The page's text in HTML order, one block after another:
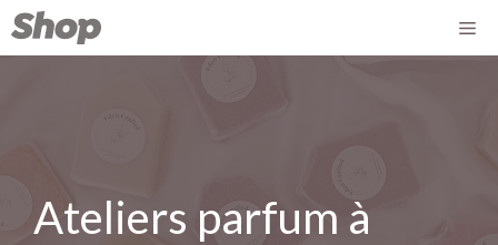
Ateliers parfum à